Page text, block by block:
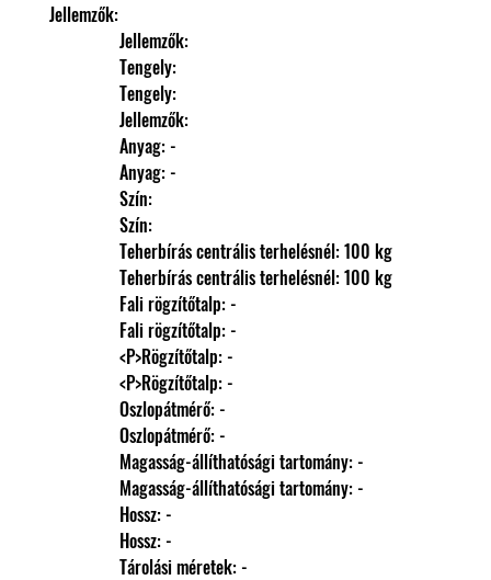
Jellemzők:
                Jellemzők:
                Tengely:
                Tengely:
                Jellemzők:
                Anyag: -
                Anyag: -
                Szín:
                Szín:
                Teherbírás centrális terhelésnél: 100 kg
                Teherbírás centrális terhelésnél: 100 kg
                Fali rögzítőtalp: -
                Fali rögzítőtalp: -
                <P>Rögzítőtalp: -
                <P>Rögzítőtalp: -
                Oszlopátmérő: -
                Oszlopátmérő: -
                Magasság-állíthatósági tartomány: -
                Magasság-állíthatósági tartomány: -
                Hossz: -
                Hossz: -
                Tárolási méretek: -